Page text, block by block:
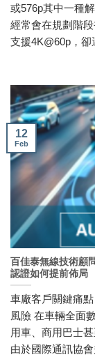
或576p其中一種
經常會在規劃階
支援4K@60p，
百佳泰無線技術顧
認證如何提前佈局
車廠客戶關鍵痛
風險 在車輛全面
用車、商用巴士
由於國際通訊協
12
Feb